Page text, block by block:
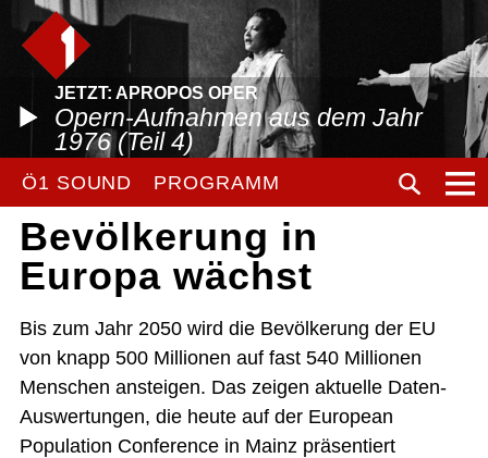
JETZT: APROPOS OPER
Opern-Aufnahmen aus dem Jahr
1976 (Teil 4)
Ö1 SOUND PROGRAMM
Bevölkerung in
Europa wächst
Bis zum Jahr 2050 wird die Bevölkerung der EU
von knapp 500 Millionen auf fast 540 Millionen
Menschen ansteigen. Das zeigen aktuelle Daten-
Auswertungen, die heute auf der European
Population Conference in Mainz präsentiert